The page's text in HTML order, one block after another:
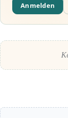
Anmelden